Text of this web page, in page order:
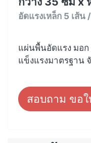
อัดแรงเหล็ก 5 เส้
แผ่นพื้นอัดแรง มอก
แข็งแรงมาตรฐาน
สอบถาม ขอใ